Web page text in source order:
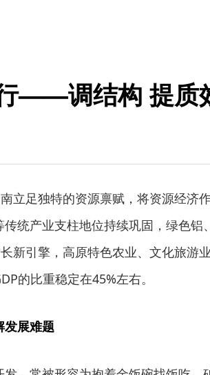
——调结构 提质
立足独特的资源禀赋，将资源经济
统产业支柱地位持续巩固，绿色铝
新引擎，高原特色农业、文化旅游
的比重稳定在45%左右。
发展难题